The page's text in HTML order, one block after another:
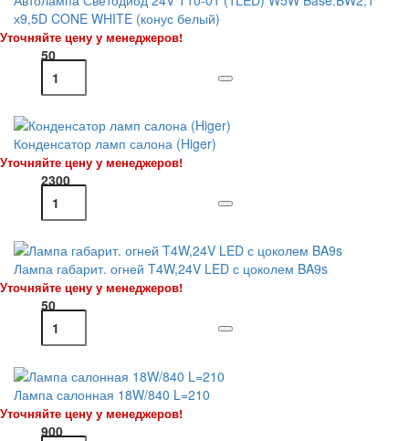
х9,5D CONE WHITE (конус белый)
Уточняйте цену у менеджеров!
50
Конденсатор ламп салона (Higer)
Уточняйте цену у менеджеров!
2300
Лампа габарит. огней T4W,24V LED с цоколем BA9s
Уточняйте цену у менеджеров!
50
Лампа салонная 18W/840 L=210
Уточняйте цену у менеджеров!
900